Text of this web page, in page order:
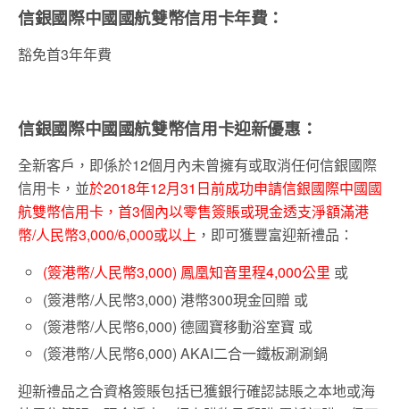
信銀國際中國國航雙幣信用卡年費：
豁免首3年年費
信銀國際中國國航雙幣信用卡迎新優惠：
全新客戶，即係於12個月內未曾擁有或取消任何信銀國際
信用卡，並於2018年12月31日前成功申請信銀國際中國國
航雙幣信用卡，首3個內以零售簽賬或現金透支淨額滿港
幣/人民幣3,000/6,000或以上 ，即可獲豐富迎新禮品：
(簽港幣/人民幣3,000) 鳳凰知音里程4,000公里 或
(簽港幣/人民幣3,000) 港幣300現金回贈 或
(簽港幣/人民幣6,000) 德國寶移動浴室寶 或
(簽港幣/人民幣6,000) AKAI二合一鐵板涮涮鍋
迎新禮品之合資格簽賬包括已獲銀行確認誌賬之本地或海